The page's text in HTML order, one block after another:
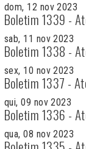
dom, 12 nov 2023
Boletim 1339 -
sab, 11 nov 2023
Boletim 1338 -
sex, 10 nov 2023
Boletim 1337 -
qui, 09 nov 2023
Boletim 1336 -
qua, 08 nov 2023